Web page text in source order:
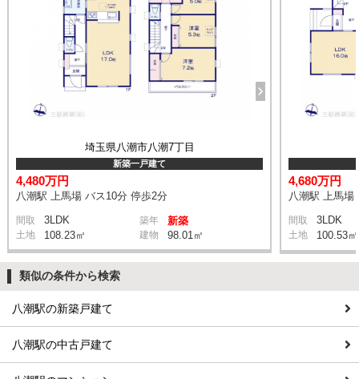
埼玉県八潮市八潮7丁目
新築一戸建て
4,480万円
八潮駅 上馬場 バス10分 停歩2分
間取 3LDK 築年 新築
土地 108.23㎡ 建物 98.01㎡
4,680万円
八潮駅 上馬場
間取 3LDK
土地 100.53㎡
類似の条件から検索
八潮駅の新築戸建て
八潮駅の中古戸建て